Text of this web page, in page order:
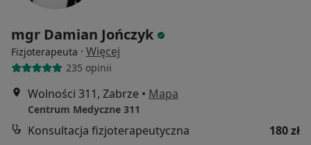
mgr Damian Jończyk
Fizjoterapeuta · Więcej
235 opinii
Wolności 311, Zabrze • Mapa
Centrum Medyczne 311
Konsultacja fizjoterapeutyczna
180 zł